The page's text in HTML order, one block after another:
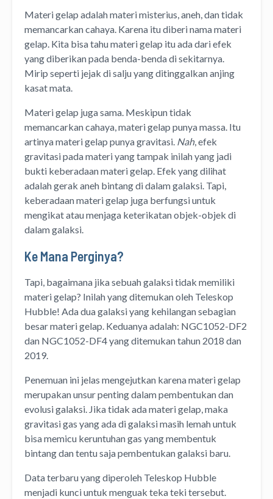
Materi gelap adalah materi misterius, aneh, dan tidak
memancarkan cahaya. Karena itu diberi nama materi
gelap. Kita bisa tahu materi gelap itu ada dari efek
yang diberikan pada benda-benda di sekitarnya.
Mirip seperti jejak di salju yang ditinggalkan anjing
kasat mata.
Materi gelap juga sama. Meskipun tidak
memancarkan cahaya, materi gelap punya massa. Itu
artinya materi gelap punya gravitasi. Nah, efek
gravitasi pada materi yang tampak inilah yang jadi
bukti keberadaan materi gelap. Efek yang dilihat
adalah gerak aneh bintang di dalam galaksi. Tapi,
keberadaan materi gelap juga berfungsi untuk
mengikat atau menjaga keterikatan objek-objek di
dalam galaksi.
Ke Mana Perginya?
Tapi, bagaimana jika sebuah galaksi tidak memiliki
materi gelap? Inilah yang ditemukan oleh Teleskop
Hubble! Ada dua galaksi yang kehilangan sebagian
besar materi gelap. Keduanya adalah: NGC1052-DF2
dan NGC1052-DF4 yang ditemukan tahun 2018 dan
2019.
Penemuan ini jelas mengejutkan karena materi gelap
merupakan unsur penting dalam pembentukan dan
evolusi galaksi. Jika tidak ada materi gelap, maka
gravitasi gas yang ada di galaksi masih lemah untuk
bisa memicu keruntuhan gas yang membentuk
bintang dan tentu saja pembentukan galaksi baru.
Data terbaru yang diperoleh Teleskop Hubble
menjadi kunci untuk menguak teka teki tersebut.